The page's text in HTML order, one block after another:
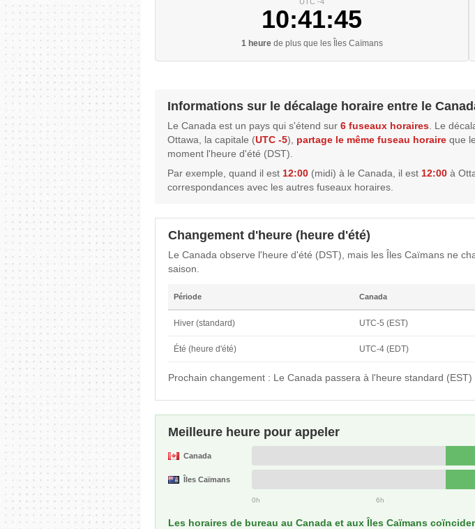
10:41:46
1 heurede plus que les Îles Caïmans
Informations sur le décalage horaire entre le
Le Canada est un pays qui s'étend sur 6 fuseaux horaires . Le
Ottawa, la capitale (UTC -5), partage le même fuseau horaire que
moment l'heure d'été (DST).
Par exemple, quand il est 12:00 (midi) à le Canada, il est 12:00 à
correspondances avec les autres fuseaux horaires.
Changement d'heure (heure d'été)
Le Canada observe l'heure d'été (DST), mais les Îles Caïmans ne
saison.
Période Canada
Hiver (standard) UTC-5 (EST)
Été (heure d'été) UTC-4 (EDT)
Prochain changement : Le Canada passera à l'heure standard (EST)
Meilleure heure pour appeler
Canada
Îles Caïmans
0h 6h
Les horaires de bureau au Canada et aux Îles Caïmans